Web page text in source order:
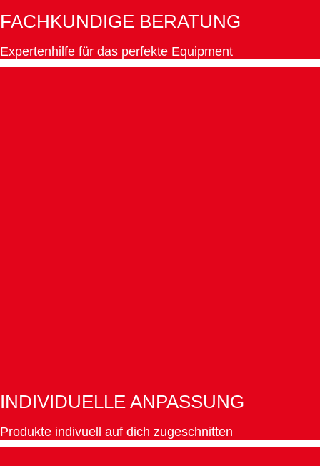
FACHKUNDIGE BERATUNG
Expertenhilfe für das perfekte Equipment
INDIVIDUELLE ANPASSUNG
Produkte indivuell auf dich zugeschnitten